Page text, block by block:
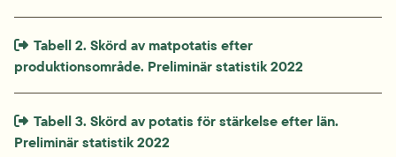
Extern länk som öppnas i nytt fönster eller ny flik.
Tabell 2. Skörd av matpotatis efter
produktionsområde. Preliminär statistik 2022
Extern länk som öppnas i nytt fönster eller ny flik.
Tabell 3. Skörd av potatis för stärkelse efter län.
Preliminär statistik 2022